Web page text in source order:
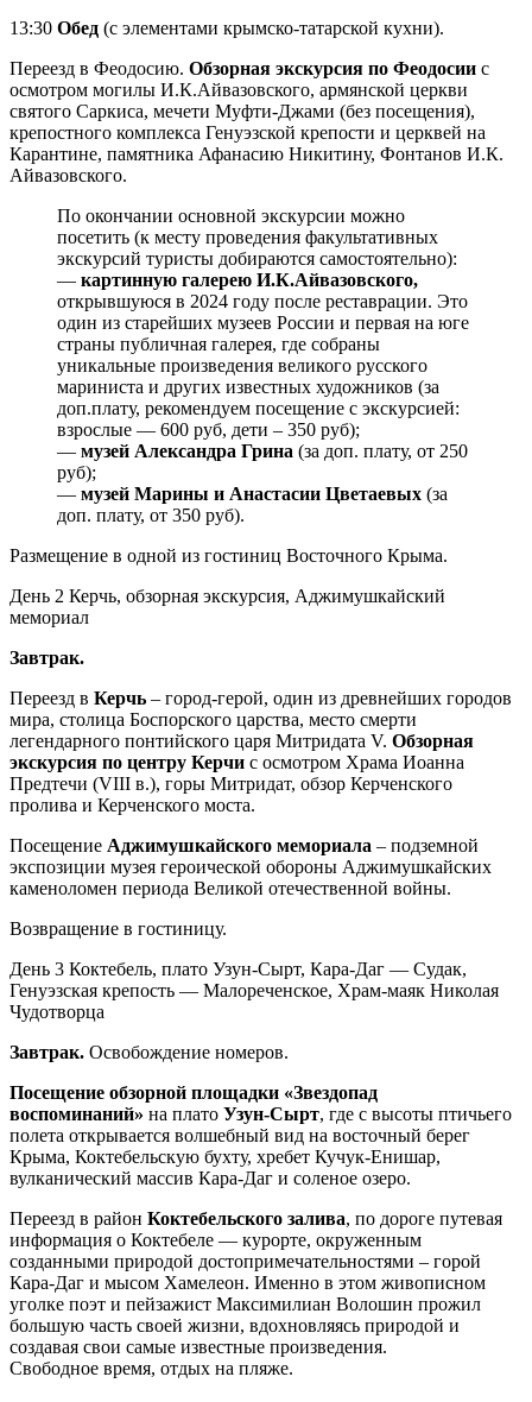
13:30 Обед (с элементами крымско-татарской кухни).
Переезд в Феодосию. Обзорная экскурсия по Феодосии с
осмотром могилы И.К.Айвазовского, армянской церкви
святого Саркиса, мечети Муфти-Джами (без посещения),
крепостного комплекса Генуэзской крепости и церквей на
Карантине, памятника Афанасию Никитину, Фонтанов И.К.
Айвазовского.
По окончании основной экскурсии можно
посетить (к месту проведения факультативных
экскурсий туристы добираются самостоятельно):
— картинную галерею И.К.Айвазовского,
открывшуюся в 2024 году после реставрации. Это
один из старейших музеев России и первая на юге
страны публичная галерея, где собраны
уникальные произведения великого русского
мариниста и других известных художников (за
доп.плату, рекомендуем посещение с экскурсией:
взрослые — 600 руб, дети – 350 руб);
— музей Александра Грина (за доп. плату, от 250
руб);
— музей Марины и Анастасии Цветаевых (за
доп. плату, от 350 руб).
Размещение в одной из гостиниц Восточного Крыма.
День 2 Керчь, обзорная экскурсия, Аджимушкайский
мемориал
Завтрак.
Переезд в Керчь – город-герой, один из древнейших городов
мира, столица Боспорского царства, место смерти
легендарного понтийского царя Митридата V. Обзорная
экскурсия по центру Керчи с осмотром Храма Иоанна
Предтечи (VIII в.), горы Митридат, обзор Керченского
пролива и Керченского моста.
Посещение Аджимушкайского мемориала – подземной
экспозиции музея героической обороны Аджимушкайских
каменоломен периода Великой отечественной войны.
Возвращение в гостиницу.
День 3 Коктебель, плато Узун-Сырт, Кара-Даг — Судак,
Генуэзская крепость — Малореченское, Храм-маяк Николая
Чудотворца
Завтрак. Освобождение номеров.
Посещение обзорной площадки «Звездопад
воспоминаний» на плато Узун-Сырт, где с высоты птичьего
полета открывается волшебный вид на восточный берег
Крыма, Коктебельскую бухту, хребет Кучук-Енишар,
вулканический массив Кара-Даг и соленое озеро.
Переезд в район Коктебельского залива, по дороге путевая
информация о Коктебеле — курорте, окруженным
созданными природой достопримечательностями – горой
Кара-Даг и мысом Хамелеон. Именно в этом живописном
уголке поэт и пейзажист Максимилиан Волошин прожил
большую часть своей жизни, вдохновляясь природой и
создавая свои самые известные произведения.
Свободное время, отдых на пляже.